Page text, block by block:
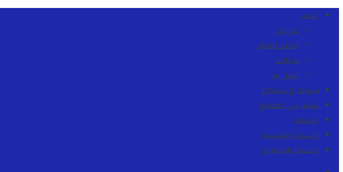
المنبر
من نحن
طاقم العمل
ميثاقنا
اتصل بنا
شروط الإستخدام
للنشر في الموقع
للإشهار
النسخة الفرنسية
النسخة الإنجليزية